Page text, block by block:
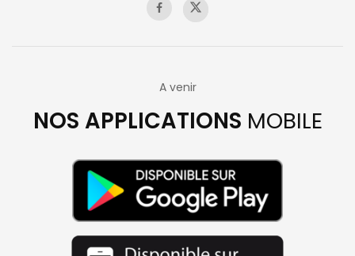
A venir
NOS APPLICATIONS MOBILE